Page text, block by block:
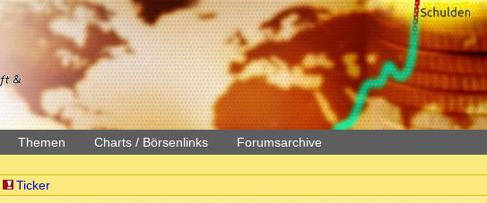
Themen Charts / Börsenlinks Forumsarchive
Ticker